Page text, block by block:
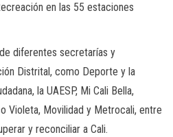
en las 55 estaciones
diferentes secretarías y
Distrital, como Deporte y la
la UAESP, Mi Cali Bella,
Violeta, Movilidad y Metrocali, entre
y reconciliar a Cali.